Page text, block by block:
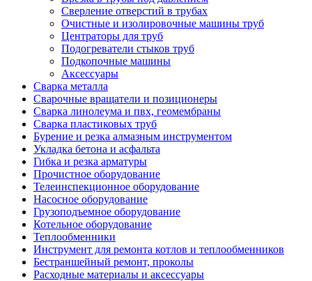
Сверление отверстий в трубах
Очистные и изолировочные машины труб
Центраторы для труб
Подогреватели стыков труб
Подкопочные машины
Аксессуары
Сварка металла
Сварочные вращатели и позиционеры
Сварка линолеума и пвх, геомембраны
Сварка пластиковых труб
Бурение и резка алмазным инструментом
Укладка бетона и асфальта
Гибка и резка арматуры
Прочистное оборудование
Телеинспекционное оборудование
Насосное оборудование
Грузоподъемное оборудование
Котельное оборудование
Теплообменники
Инструмент для ремонта котлов и теплообменников
Бестраншейный ремонт, проколы
Расходные материалы и аксессуары